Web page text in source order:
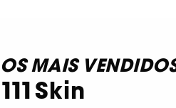
OS MAIS
111Skin